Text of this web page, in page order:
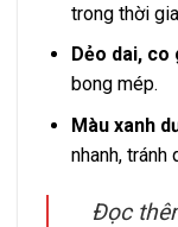
trong thời
Dẻo dai, co
bong mép.
Màu xanh
nhanh, tránh
Đọc